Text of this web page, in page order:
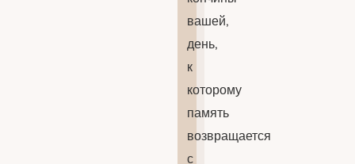
вашей,
день,
к
которому
память
возвращается
с